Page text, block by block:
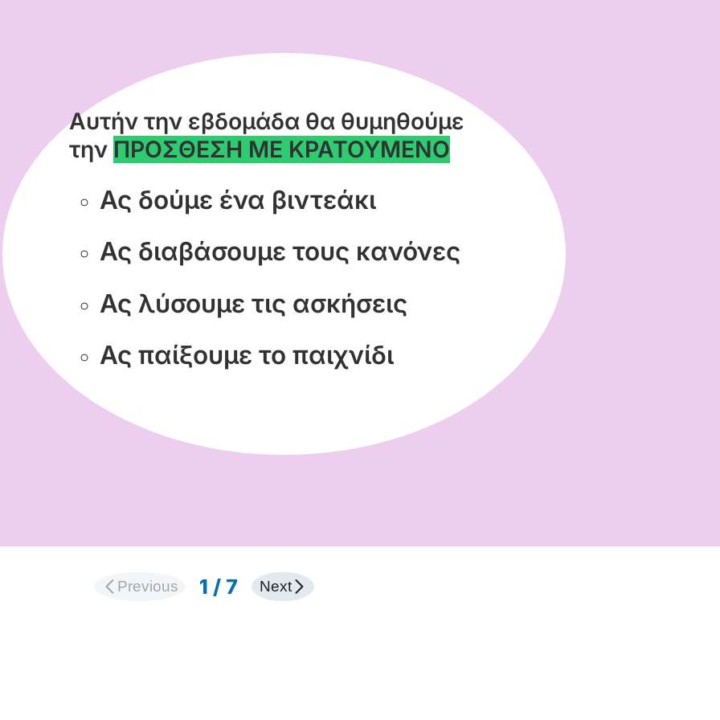
Αυτήν την εβδομάδα θα θυμηθούμε
την ΠΡΟΣΘΕΣΗ ΜΕ ΚΡΑΤΟΥΜΕΝΟ
Ας δούμε ένα βιντεάκι
Ας διαβάσουμε τους κανόνες
Ας λύσουμε τις ασκήσεις
Ας παίξουμε το παιχνίδι
Previous 1 / 7
Διαφάνεια 1 από 7
Next